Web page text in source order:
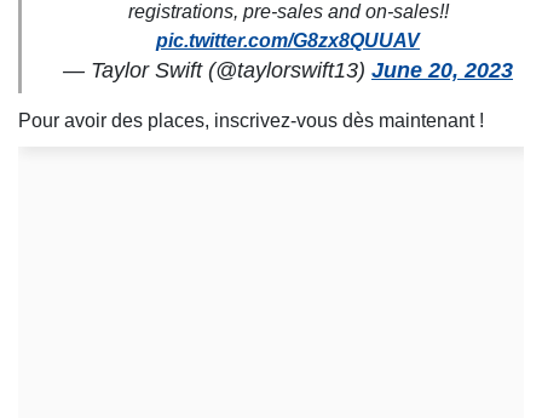
registrations, pre-sales and on-sales!!
pic.twitter.com/G8zx8QUUAV
— Taylor Swift (@taylorswift13) June 20, 2023
Pour avoir des places, inscrivez-vous dès maintenant !